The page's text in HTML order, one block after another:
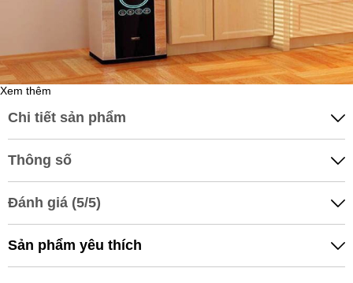
NƯỚC UỐNG ĐÓNG BÌNH
Chi phí khoảng 700-1500 đồng/lít
NƯỚC ĐUN SÔI
Xem thêm
Chi tiết sản phẩm
Thông số
Đánh giá (5/5)
Sản phẩm yêu thích